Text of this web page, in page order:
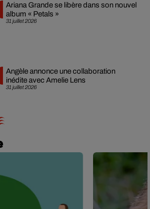
31 juillet 2026
Ariana Grande se libère dans son nouvel
album « Petals »
31 juillet 2026
Angèle annonce une collaboration
inédite avec Amelie Lens